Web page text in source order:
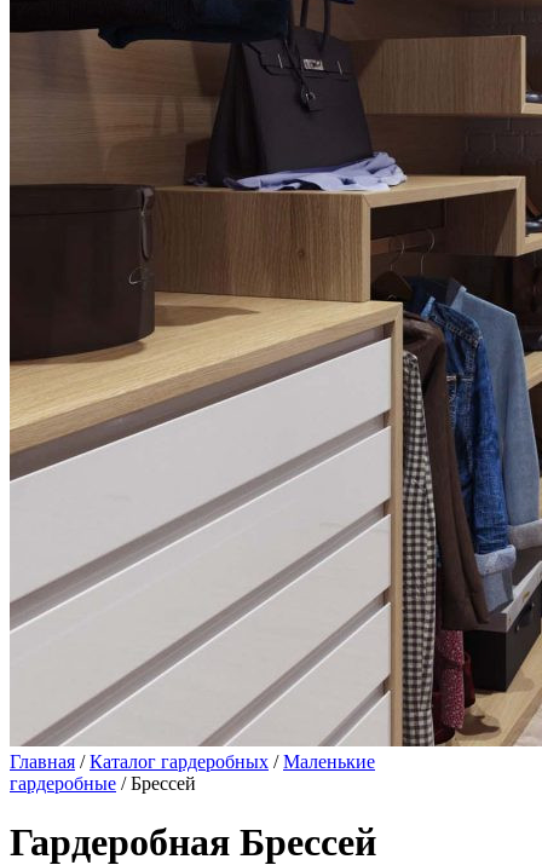
Главная /Каталог гардеробных /Маленькие
гардеробные / Брессей
Гардеробная Брессей